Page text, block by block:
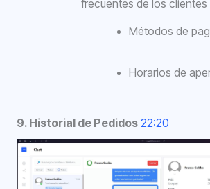
frecuentes de los
Métodos de
Horarios de
9. Historial de Pedidos 22:20